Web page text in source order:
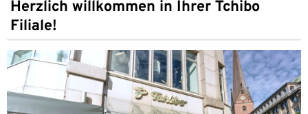
Herzlich willkommen in Ihrer Tchibo
Filiale!